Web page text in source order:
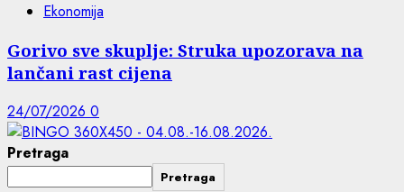
Ekonomija
Gorivo sve skuplje: Struka upozorava na
lančani rast cijena
24/07/2026 0
Pretraga
Pretraga